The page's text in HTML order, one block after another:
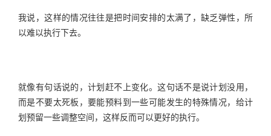
我说，这样的情况往往是把时间安排的太满了，缺乏弹性，所
以难以执行下去。
就像有句话说的，计划赶不上变化。这句话不是说计划没用，
而是不要太死板，要能预料到一些可能发生的特殊情况，给计
划预留一些调整空间，这样反而可以更好的执行。